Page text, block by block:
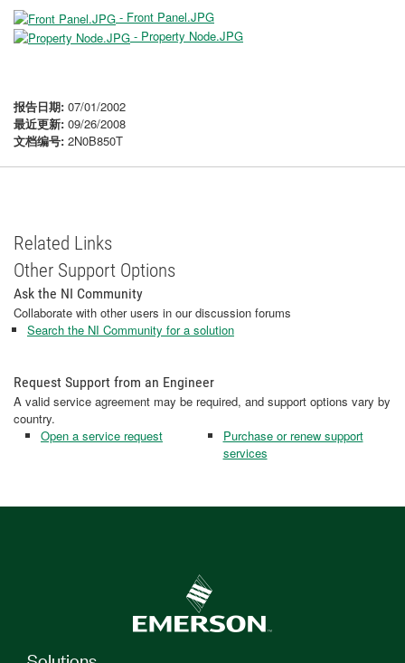
- Front Panel.JPG
- Property Node.JPG
报告日期: 07/01/2002
最近更新: 09/26/2008
文档编号: 2N0B850T
Related Links
Other Support Options
Ask the NI Community
Collaborate with other users in our discussion forums
Search the NI Community for a solution
Request Support from an Engineer
A valid service agreement may be required, and support options vary by
country.
Open a service request
Purchase or renew support
services